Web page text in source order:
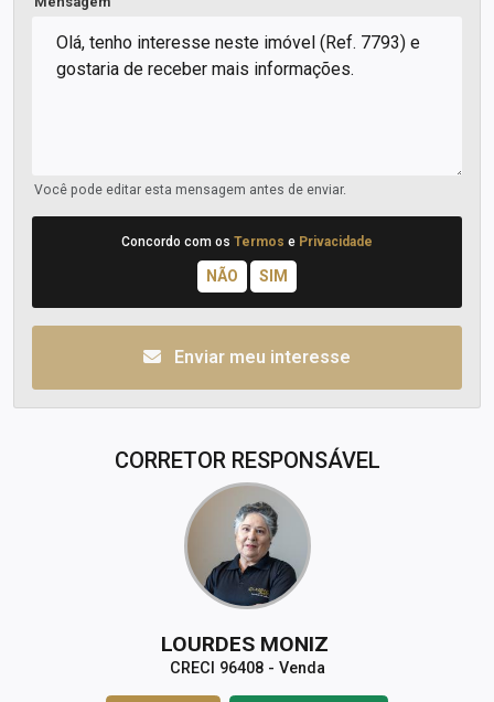
Você pode editar esta mensagem antes de enviar.
Concordo com os Termos e Privacidade
Enviar meu interesse
CORRETOR RESPONSÁVEL
LOURDES MONIZ
CRECI 96408 - Venda